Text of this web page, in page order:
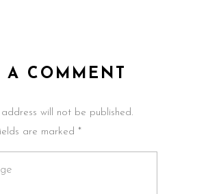
A COMMENT
address will not be published.
are marked *